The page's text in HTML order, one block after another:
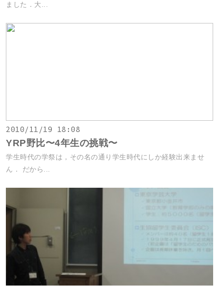
ました．大...
2010/11/19 18:08
YRP野比〜4年生の挑戦〜
学生時代の学祭は，その名の通り学生時代にしか経験出来ませ
ん． だから...